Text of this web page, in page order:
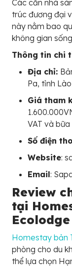
Các căn nhà
trúc đương đại
này nằm bao
không gian
Thông tin chi
Địa chỉ:
Pa, tỉnh
Giá tham
VAT và
Số điện
Website:
Email:
Review
tại
Ecolodge
Homestay bản
phòng cho du
thể lựa chọn